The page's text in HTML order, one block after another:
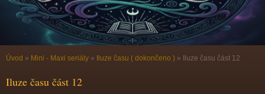
Úvod » Mini - Maxi seriály » Iluze času ( dokončeno ) » Iluze času část 12
Iluze času část 12